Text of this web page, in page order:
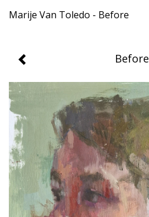
Marije Van Toledo - Before
Before